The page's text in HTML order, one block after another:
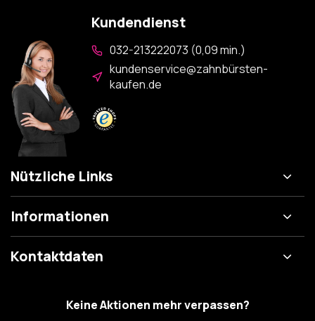
Kundendienst
032-213222073 (0,09 min.)
kundenservice@zahnbürsten-
kaufen.de
Nützliche Links
Informationen
Kontaktdaten
Keine Aktionen mehr verpassen?